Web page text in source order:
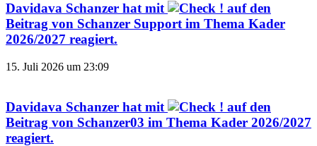
Davidava Schanzer hat mit
auf den
Beitrag von Schanzer Supportim Thema Kader
2026/2027 reagiert.
15. Juli 2026 um 23:09
Davidava Schanzer hat mit
auf den
Beitrag von Schanzer03 im Thema Kader 2026/2027
reagiert.